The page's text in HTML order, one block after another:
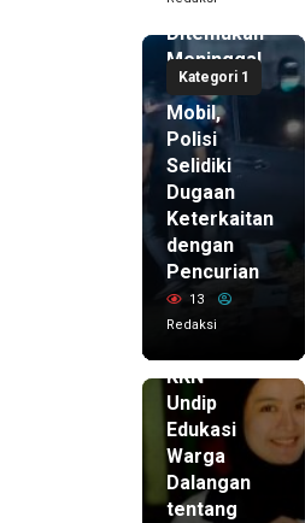
Kategori 1
Phone
Ditemukan
Meninggal
di Dalam
Mobil,
Polisi
Selidiki
Dugaan
Keterkaitan
dengan
Pencurian
13
Redaksi
KKN
Undip
Edukasi
Warga
Dalangan
tentang